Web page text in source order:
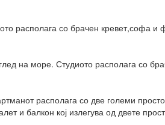
располага со брачен
на море. Студиото располага со
располага со две големи
и балкон кој излегува од двете